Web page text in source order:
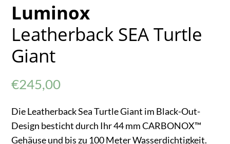
Luminox
Leatherback SEA Turtle
Giant
€245,00
Die Leatherback Sea Turtle Giant im Black-Out-
Design besticht durch Ihr 44 mm CARBONOX™
Gehäuse und bis zu 100 Meter Wasserdichtigkeit.